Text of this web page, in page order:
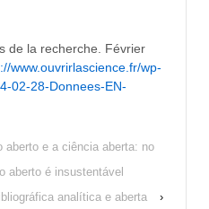
de la recherche. Février
www.ouvrirlascience.fr/wp-
02-28-Donnees-EN-
aberto e a ciência aberta: no
aberto é insustentável
analítica e aberta
›